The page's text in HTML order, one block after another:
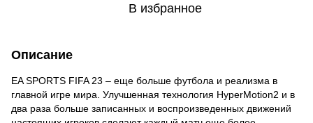
В избранное
Описание
EA SPORTS FIFA 23 – еще больше футбола и реализма в
главной игре мира. Улучшенная технология HyperMotion2 и в
два раза больше записанных и воспроизведенных движений